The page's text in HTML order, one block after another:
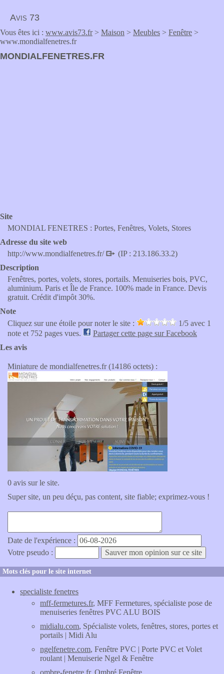
Avis 73
Vous êtes ici : www.avis73.fr> Maison > Meubles > Fenêtre >
www.mondialfenetres.fr
MONDIALFENETRES.FR
Site
MONDIAL FENETRES : Portes, Fenêtres, Volets, Stores
Adresse du site web
http://www.mondialfenetres.fr/
(IP : 213.186.33.2)
Description
Fenêtres, portes, volets, stores, portails. Menuiseries bois, PVC,
aluminium. Paris et Île de France. 100% made in France. Devis
gratuit. Crédit d'impôt 30%.
Note
Cliquez sur une étoile pour noter le site :
1/5 avec 1
note et 752 pages vues.
Partager cette page sur Facebook
Les avis
Miniature de mondialfenetres.fr (14186 octets) :
0 avis sur le site.
Super site, un peu déçu, pas content, site fiable; exprimez-vous !
Date de l'expérience :
Votre pseudo :
Mots clés pour le site internet
specialiste fenetres
mff-fermetures.fr, MFF Fermetures, spécialiste pose de
menuiseries fenêtres PVC ALU BOIS
midialu.com, Spécialiste volets, fenêtres, stores, portes et
portails | Midi Alu
ngelfenetre.com, Fenêtre PVC | Porte PVC et Volet
roulant | Menuiserie Ngel & Fenêtre
ombre-fenetre.fr, Ombré Fenêtre